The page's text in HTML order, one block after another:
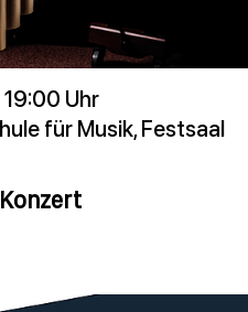
19:00 Uhr
für Musik, Festsaal